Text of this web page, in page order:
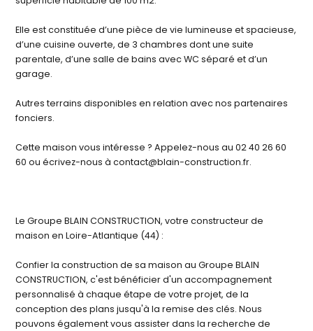
Elle est constituée d’une pièce de vie lumineuse et spacieuse,
d’une cuisine ouverte, de 3 chambres dont une suite
parentale, d’une salle de bains avec WC séparé et d’un
garage.
Autres terrains disponibles en relation avec nos partenaires
fonciers.
Cette maison vous intéresse ? Appelez-nous au 02 40 26 60
60 ou écrivez-nous à contact@blain-construction.fr.
Le Groupe BLAIN CONSTRUCTION, votre constructeur de
maison en Loire-Atlantique (44) :
Confier la construction de sa maison au Groupe BLAIN
CONSTRUCTION, c'est bénéficier d'un accompagnement
personnalisé à chaque étape de votre projet, de la
conception des plans jusqu'à la remise des clés. Nous
pouvons également vous assister dans la recherche de